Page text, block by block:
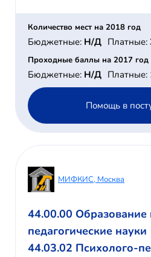
Количество мест на 2018 год
Бюджетные: Н/Д Платные:
Проходные баллы на 2017 год
Бюджетные: Н/Д Платные:
Помощь в
МИФКИС, Москва
44.00.00 Образование
педагогические науки
44.03.02 Психолого-